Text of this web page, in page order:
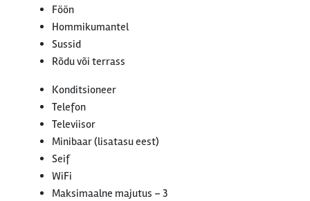
Föön
Hommikumantel
Sussid
Rõdu või terrass
Konditsioneer
Telefon
Televiisor
Minibaar (lisatasu eest)
Seif
WiFi
Maksimaalne majutus – 3